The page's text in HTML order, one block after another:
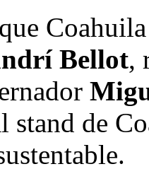
Bellot,
stand de